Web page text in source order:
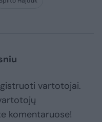
vartotojai.
komentaruose!